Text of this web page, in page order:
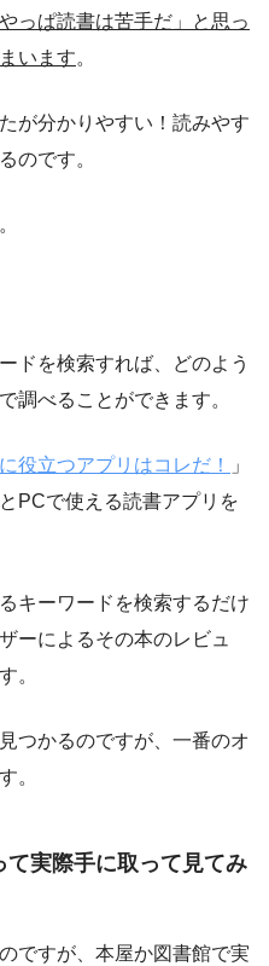
っぱ読書は苦手だ」と思っ
います。
が分かりやすい！読みやす
のです。
ドを検索すれば、どのよう
調べることができます。
役立つアプリはコレだ！
」
PCで使える読書アプリを
キーワードを検索するだけ
ーによるその本のレビュ
。
つかるのですが、一番のオ
。
実際手に取って見てみ
ですが、本屋か図書館で実